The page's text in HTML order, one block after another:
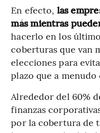
En efecto, las
más mientras
hacerlo en los
coberturas que van
elecciones para
plazo que a
Alrededor del 60%
finanzas
por la cobertura de